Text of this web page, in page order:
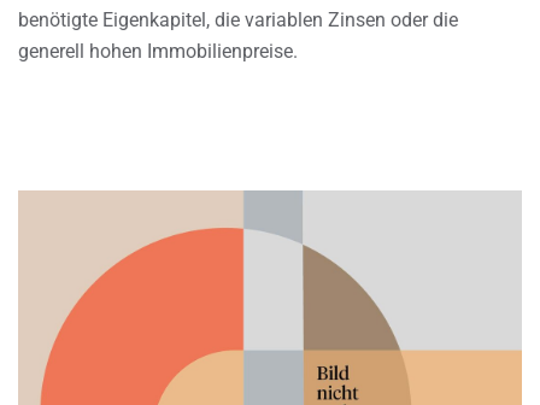
benötigte Eigenkapitel, die variablen Zinsen oder die
generell hohen Immobilienpreise.